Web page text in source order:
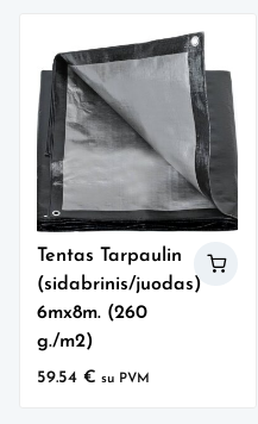
Tentas Tarpaulin
(sidabrinis/juodas)
6mx8m. (260
g./m2)
59.54€ su PVM